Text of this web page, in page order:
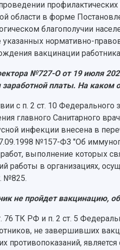
области в форме
благополучии
указанных нормативно-
вакцинации
№727-О от 19 июля
заработной платы. На каком
с п. 2 ст. 10
главного Санитарного
инфекции внесена в
№157-ФЗ "Об
выполнение которых
работы в организациях,
№825.
не пройдет вакцинацию,
76 ТК РФ и п. 2 ст. 5
не завершивших
противопоказаний, является